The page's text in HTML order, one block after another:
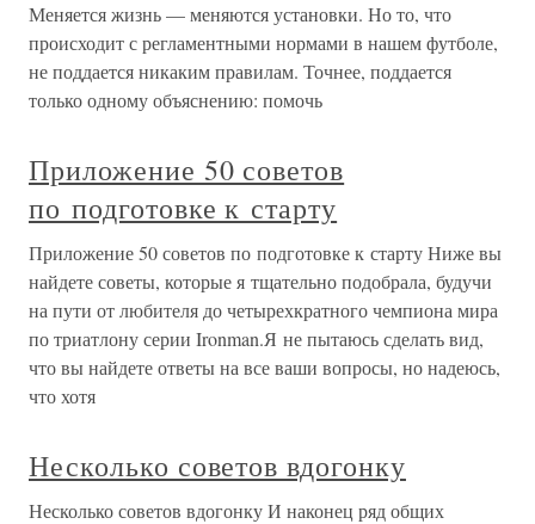
Меняется жизнь — меняются установки. Но то, что
происходит с регламентными нормами в нашем футболе,
не поддается никаким правилам. Точнее, поддается
только одному объяснению: помочь
Приложение 50 советов
по подготовке к старту
Приложение 50 советов по подготовке к старту Ниже вы
найдете советы, которые я тщательно подобрала, будучи
на пути от любителя до четырехкратного чемпиона мира
по триатлону серии Ironman.Я не пытаюсь сделать вид,
что вы найдете ответы на все ваши вопросы, но надеюсь,
что хотя
Несколько советов вдогонку
Несколько советов вдогонку И наконец ряд общих